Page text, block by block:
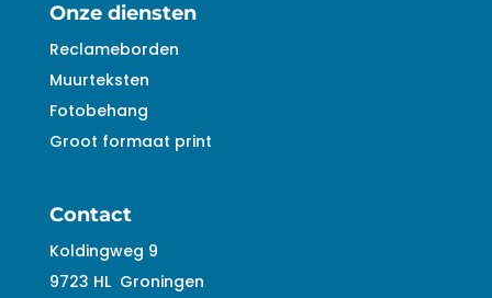
Onze diensten
Reclameborden
Muurteksten
Fotobehang
Groot formaat print
Contact
Koldingweg 9
9723 HL Groningen